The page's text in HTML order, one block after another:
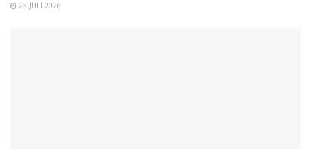
25 JULI 2026